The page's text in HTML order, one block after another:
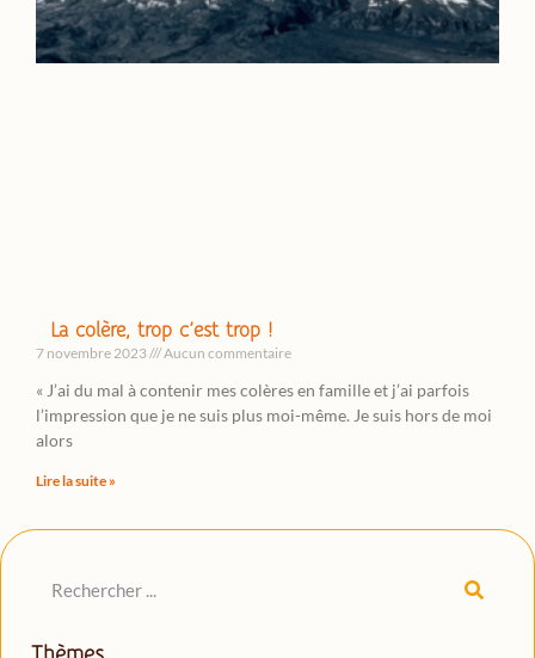
La colère, trop c’est trop !
7 novembre 2023 Aucun commentaire
« J’ai du mal à contenir mes colères en famille et j’ai parfois
l’impression que je ne suis plus moi-même. Je suis hors de moi
alors
Lire la suite »